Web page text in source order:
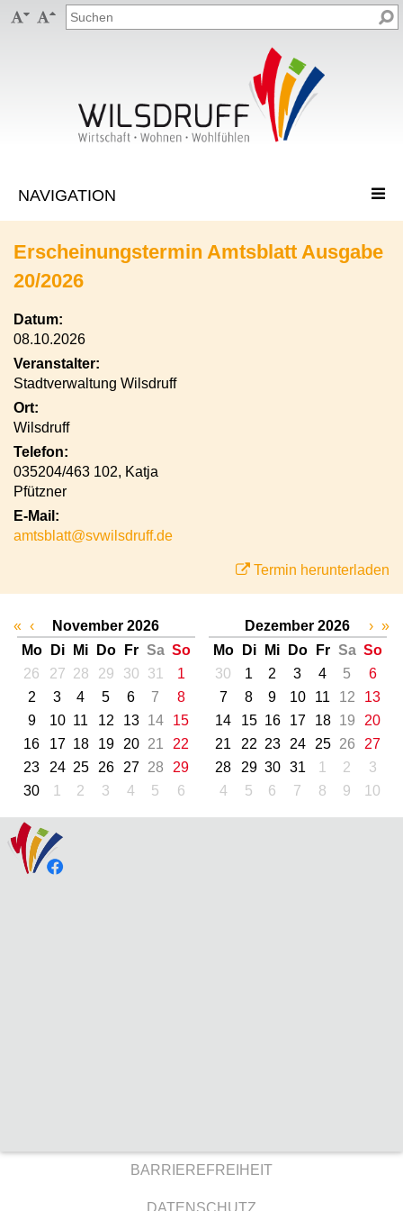
 
Erscheinungstermin Amtsblatt Ausgabe
20/2026
Datum:
08.10.2026
Veranstalter:
Stadtverwaltung Wilsdruff
Ort:
Wilsdruff
Telefon:
035204/463 102, Katja
Pfützner
E-Mail:
amtsblatt@svwilsdruff.de
Termin herunterladen
« ‹
November 2026
Mo
Di Mi Do Fr Sa So
26
27 28 29 30 31
1
2
3 4 5 6 7
8
9
10 11 12 13 14
15
16
17 18 19 20 21
22
23
24 25 26 27 28
29
30
1 2 3 4 5 6
Dezember 2026
Mo
Di Mi Do Fr Sa So
30
1 2 3 4 5
6
7
8 9 10 11 12
13
14
15 16 17 18 19
20
21
22 23 24 25 26
27
28
29 30 31 1 2
3
4
5 6 7 8 9 10
› »
BARRIEREFREIHEIT
DATENSCHUTZ